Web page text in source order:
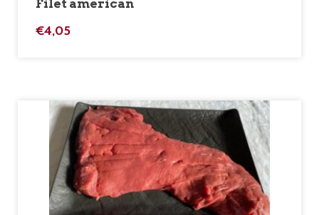
Filet american
€4,05